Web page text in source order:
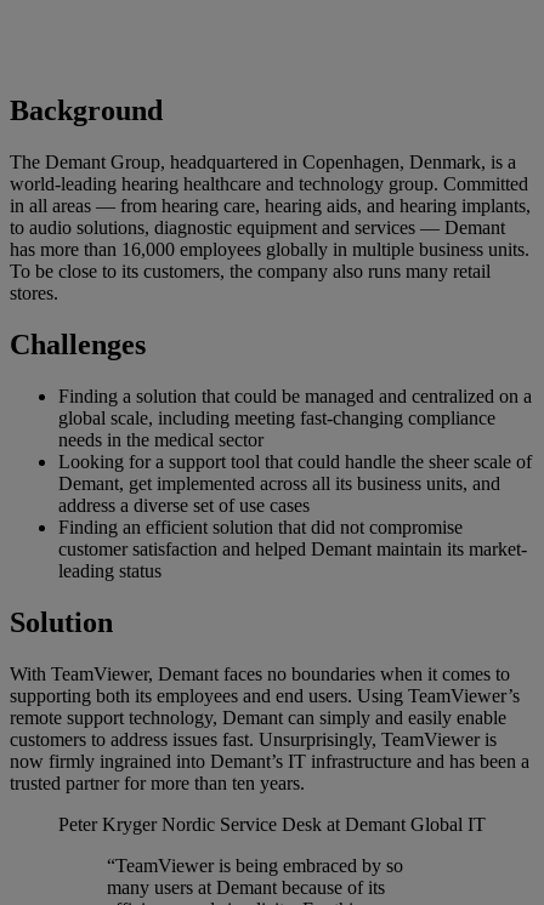
Background
The Demant Group, headquartered in Copenhagen, Denmark, is a
world-leading hearing healthcare and technology group. Committed
in all areas — from hearing care, hearing aids, and hearing implants,
to audio solutions, diagnostic equipment and services — Demant
has more than 16,000 employees globally in multiple business units.
To be close to its customers, the company also runs many retail
stores.
Challenges
Finding a solution that could be managed and centralized on a
global scale, including meeting fast-changing compliance
needs in the medical sector
Looking for a support tool that could handle the sheer scale of
Demant, get implemented across all its business units, and
address a diverse set of use cases
Finding an efficient solution that did not compromise
customer satisfaction and helped Demant maintain its market-
leading status
Solution
With TeamViewer, Demant faces no boundaries when it comes to
supporting both its employees and end users. Using TeamViewer’s
remote support technology, Demant can simply and easily enable
customers to address issues fast. Unsurprisingly, TeamViewer is
now firmly ingrained into Demant’s IT infrastructure and has been a
trusted partner for more than ten years.
Peter Kryger Nordic Service Desk at Demant Global IT
“TeamViewer is being embraced by so
many users at Demant because of its